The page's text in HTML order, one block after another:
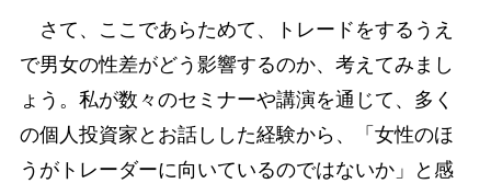
さて、ここであらためて、トレードをするうえ
で男女の性差がどう影響するのか、考えてみまし
ょう。私が数々のセミナーや講演を通じて、多く
の個人投資家とお話しした経験から、「女性のほ
うがトレーダーに向いているのではないか」と感